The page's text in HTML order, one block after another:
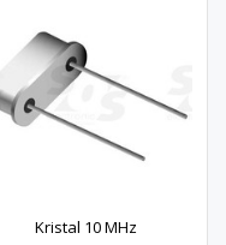
Kristal 10 MHz